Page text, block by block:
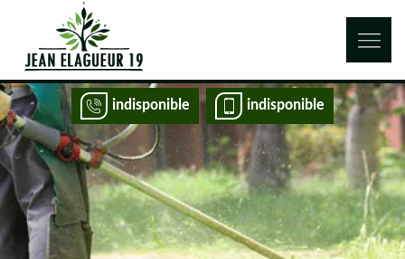
indisponible indisponible